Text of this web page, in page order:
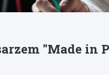
"Made in